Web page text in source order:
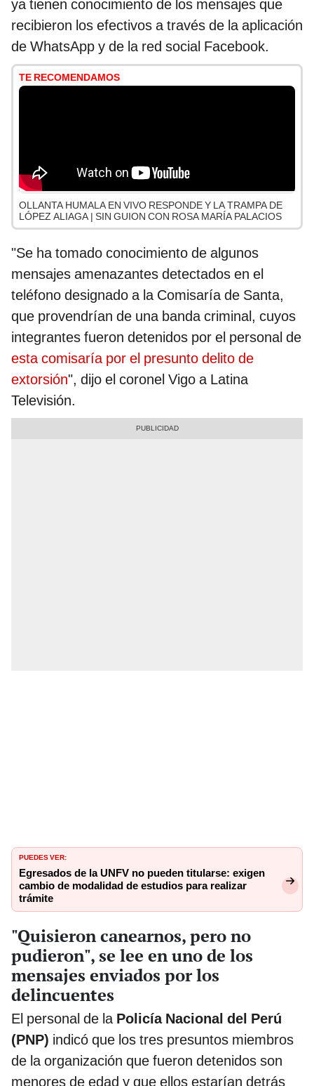
ya tienen conocimiento de los mensajes que
recibieron los efectivos a través de la aplicación
de WhatsApp y de la red social Facebook.
TE RECOMENDAMOS
OLLANTA HUMALA EN VIVO RESPONDE Y LA TRAMPA DE
LÓPEZ ALIAGA | SIN GUION CON ROSA MARÍA PALACIOS
"Se ha tomado conocimiento de algunos
mensajes amenazantes detectados en el
teléfono designado a la Comisaría de Santa,
que provendrían de una banda criminal, cuyos
integrantes fueron detenidos por el personal de
esta comisaría por el presunto delito de
extorsión", dijo el coronel Vigo a Latina
Televisión.
PUEDES VER:
Egresados de la UNFV no pueden titularse: exigen
cambio de modalidad de estudios para realizar
trámite
"Quisieron canearnos, pero no
pudieron", se lee en uno de los
mensajes enviados por los
delincuentes
El personal de la Policía Nacional del Perú
(PNP) indicó que los tres presuntos miembros
de la organización que fueron detenidos son
menores de edad y que ellos estarían detrás